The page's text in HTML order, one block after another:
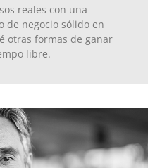
reales con una
de negocio sólido en
otras formas de ganar
libre.